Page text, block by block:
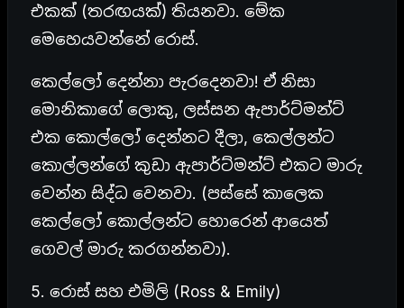
එකක් (තරඟයක්) තියනවා. මේක
මෙහෙයවන්නේ රොස්.
කෙල්ලෝ දෙන්නා පැරදෙනවා! ඒ නිසා
මොනිකාගේ ලොකු, ලස්සන ඇපාර්ට්මන්ට්
එක කොල්ලෝ දෙන්නට දීලා, කෙල්ලන්ට
කොල්ලන්ගේ කුඩා ඇපාර්ට්මන්ට් එකට මාරු
වෙන්න සිද්ධ වෙනවා. (පස්සේ කාලෙක
කෙල්ලෝ කොල්ලන්ට හොරෙන් ආයෙත්
ගෙවල් මාරු කරගන්නවා).
5. රොස් සහ එමිලි (Ross & Emily)